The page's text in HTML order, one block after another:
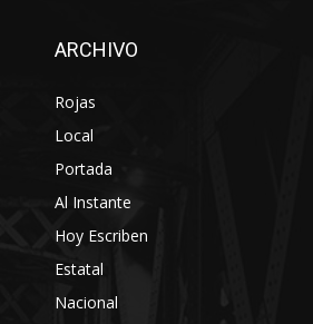
ARCHIVO
Rojas
Local
Portada
Al Instante
Hoy Escriben
Estatal
Nacional